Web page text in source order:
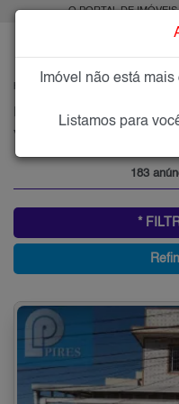
O PORTAL DE
Imóveis à Venda na Vila
Vila Dom Pedro II, Zona Norte
183
*
Imóvel não está
Listamos para